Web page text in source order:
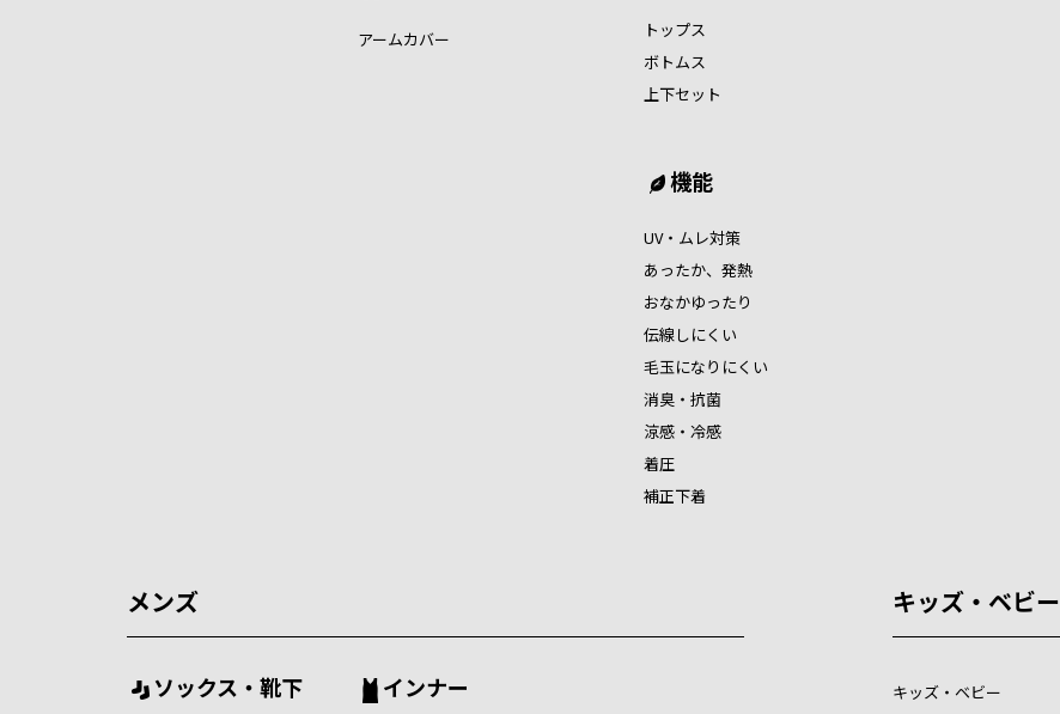
アームカバー
トップス
ボトムス
上下セット
機能
UV・ムレ対策
あったか、発熱
おなかゆったり
伝線しにくい
毛玉になりにくい
消臭・抗菌
涼感・冷感
着圧
補正下着
メンズ
ソックス・靴下 インナー
キッズ・ベビー
キッズ・ベビー